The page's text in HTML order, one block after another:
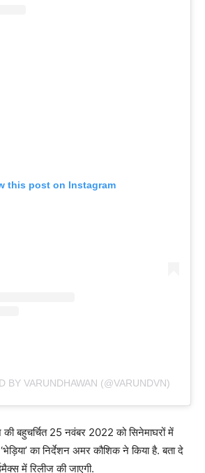
this post on Instagram
BY VARUNDHAWAN (@VARUNDVN)
बहुचर्चित 25 नवंबर 2022 को सिनेमाघरों में
का निर्देशन अमर कौशिक ने किया है. बता दे
में रिलीज की जाएगी.